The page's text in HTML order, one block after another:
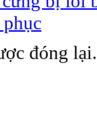
đóng lại.